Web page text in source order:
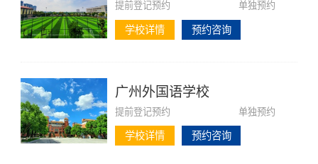
提前登记预约 单独预约
学校详情 预约咨询
广州外国语学校
提前登记预约 单独预约
学校详情 预约咨询